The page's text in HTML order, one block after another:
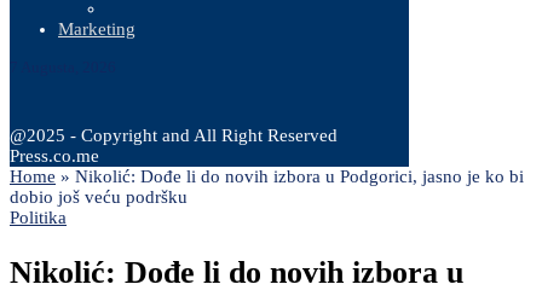
Marketing
@2025 - Copyright and All Right Reserved
Press.co.me
Home » Nikolić: Dođe li do novih izbora u Podgorici, jasno je ko bi
dobio još veću podršku
Politika
Nikolić: Dođe li do novih izbora u